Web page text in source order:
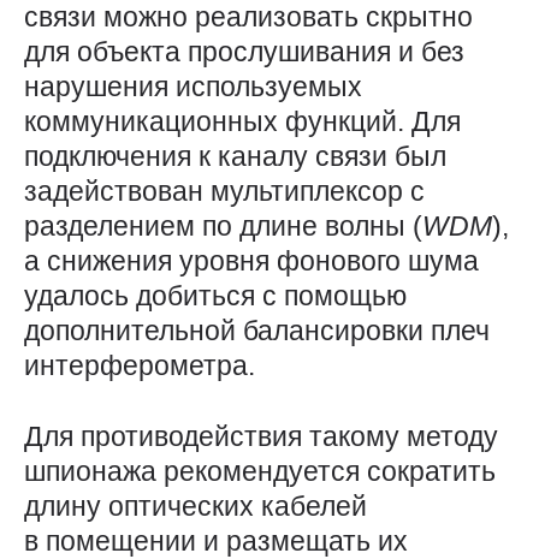
связи можно реализовать скрытно
для объекта прослушивания и без
нарушения используемых
коммуникационных функций. Для
подключения к каналу связи был
задействован мультиплексор с
разделением по длине волны (WDM),
а снижения уровня фонового шума
удалось добиться с помощью
дополнительной балансировки плеч
интерферометра.
Для противодействия такому методу
шпионажа рекомендуется сократить
длину оптических кабелей
в помещении и размещать их